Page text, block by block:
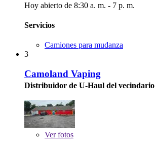
Hoy abierto de 8:30 a. m. - 7 p. m.
Servicios
Camiones para mudanza
3
Camoland Vaping
Distribuidor de U-Haul del vecindario
Verfotos